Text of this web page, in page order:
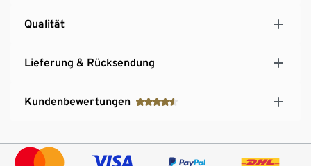
Qualität
Lieferung & Rücksendung
Kundenbewertungen